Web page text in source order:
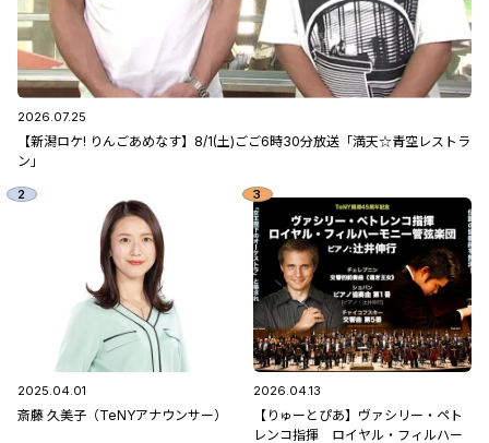
2026.07.25
【新潟ロケ! りんごあめなす】8/1(土)ごご6時30分放送「満天☆青空レストラ
ン」
2025.04.01
斎藤 久美子（TeNYアナウンサー）
2026.04.13
【りゅーとぴあ】ヴァシリー・ペト
レンコ指揮 ロイヤル・フィルハー